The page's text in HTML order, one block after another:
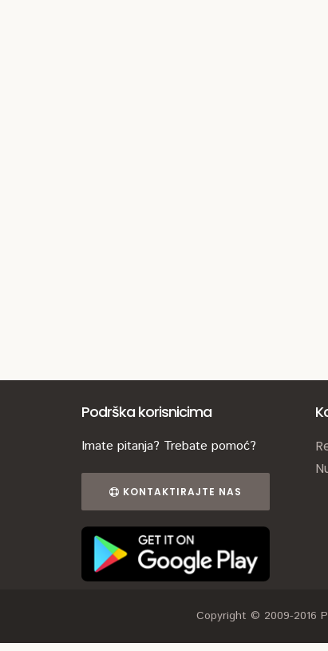
Podrška korisnicima
Imate pitanja? Trebate pomoć?
KONTAKTIRAJTE NAS
Copyright © 2009-2016